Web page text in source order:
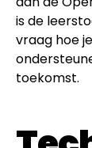
is de
vraag hoe
toekomst.